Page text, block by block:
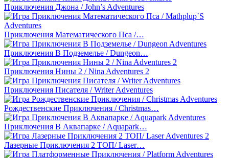
Приключения Джона / John’s Adventures
Приключения Математического Пса /…
Приключения В Подземелье / Dungeon…
Приключения Нины 2 / Nina Adventures 2
Приключения Писателя / Writer Adventures
Рождественские Приключения / Christmas…
Приключения В Аквапарке / Aquapark…
Лазерные Приключения 2 ТОП/ Laser…